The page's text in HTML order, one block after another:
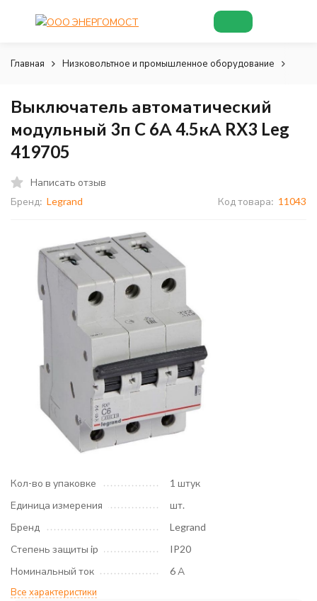
Главная Низковольтное и промышленное оборудование
Выключатель автоматический
модульный 3п C 6А 4.5кА RX3 Leg
419705
Написать отзыв
Бренд: Legrand Код товара: 11043
Кол-во в упаковке
1 штук
Единица измерения
шт.
Бренд
Legrand
Степень защиты ip
IP20
Номинальный ток
6 А
Все характеристики